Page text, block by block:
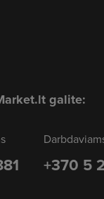
galite:
+370 5